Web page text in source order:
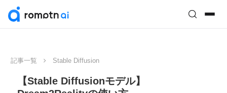
記事一覧 Stable Diffusion
【Stable Diffusionモデル】